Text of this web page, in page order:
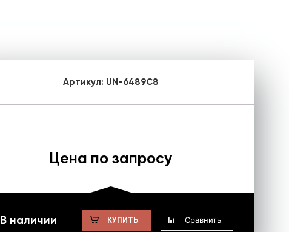
Артикул: UN-6489C8
Цена по запросу
В наличии КУПИТЬ Сравнить